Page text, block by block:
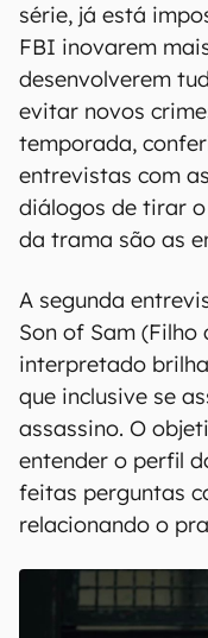
série, já está
FBI inovarem
desenvolverem
evitar novos
temporada,
entrevistas com
diálogos de tirar
da trama são as
A segunda
Son of Sam (Filho
interpretado
que inclusive se
assassino. O
entender o perfil
feitas perguntas
relacionando o